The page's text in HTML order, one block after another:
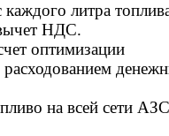
литра
НДС.
оптимизации
расходованием
на всей сети АЗС